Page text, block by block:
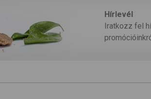
Hírlevél
Iratkozz fel